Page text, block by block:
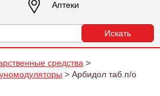
Аптеки
средства >
> Арбидол таб.п/о